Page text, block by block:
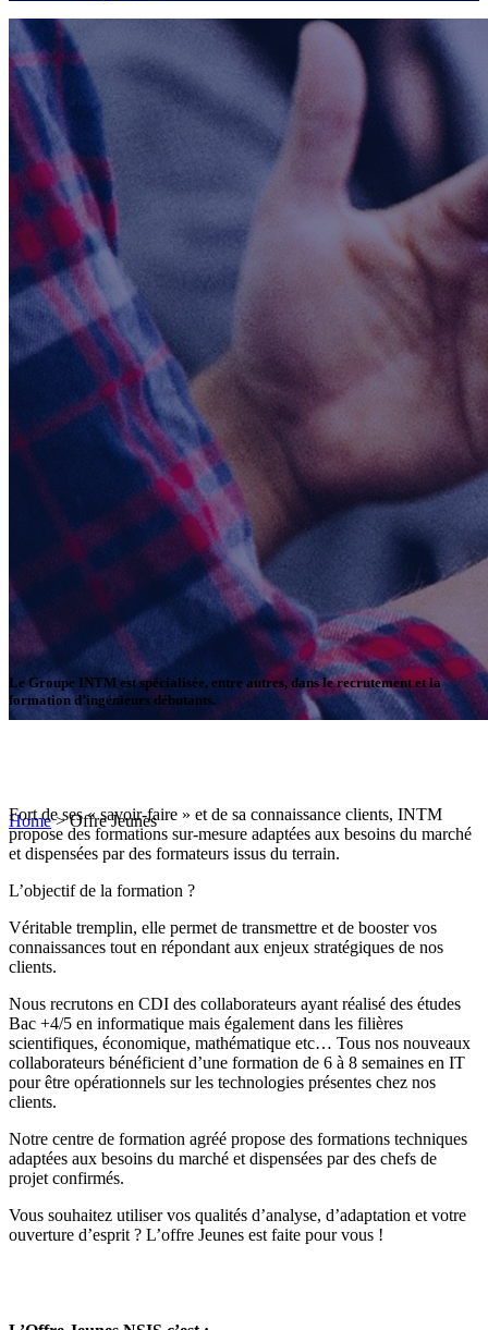
Home>Offre Jeunes
Le Groupe INTM est spécialisée, entre autres, dans le recrutement et la
formation d’ingénieurs débutants.
Fort de ses « savoir-faire » et de sa connaissance clients, INTM
propose des formations sur-mesure adaptées aux besoins du marché
et dispensées par des formateurs issus du terrain.
L’objectif de la formation ?
Véritable tremplin, elle permet de transmettre et de booster vos
connaissances tout en répondant aux enjeux stratégiques de nos
clients.
Nous recrutons en CDI des collaborateurs ayant réalisé des études
Bac +4/5 en informatique mais également dans les filières
scientifiques, économique, mathématique etc… Tous nos nouveaux
collaborateurs bénéficient d’une formation de 6 à 8 semaines en IT
pour être opérationnels sur les technologies présentes chez nos
clients.
Notre centre de formation agréé propose des formations techniques
adaptées aux besoins du marché et dispensées par des chefs de
projet confirmés.
Vous souhaitez utiliser vos qualités d’analyse, d’adaptation et votre
ouverture d’esprit ? L’offre Jeunes est faite pour vous !